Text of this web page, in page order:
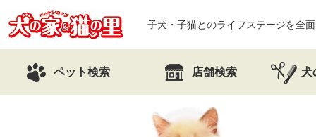
子犬・子猫とのライフステージを全
ペット検索 店舗検索 犬